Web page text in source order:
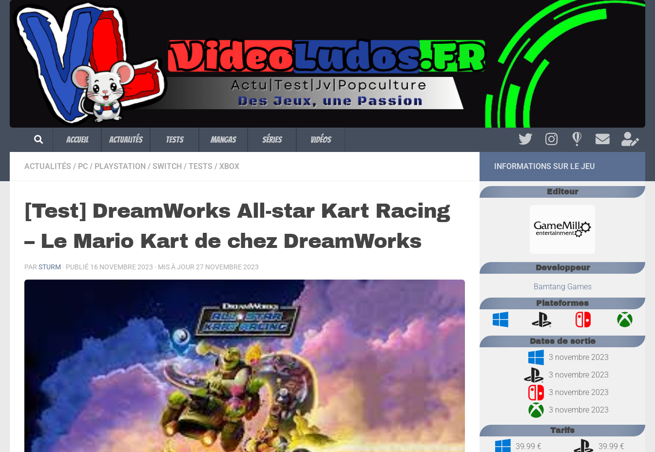
Skip to content
Accueil Actualités Tests Mangas Séries Vidéos
ACTUALITÉS / PC / PLAYSTATION / SWITCH / TESTS / XBOX
[Test] DreamWorks All-star Kart Racing
– Le Mario Kart de chez DreamWorks
PAR STURM · PUBLIÉ 16 NOVEMBRE 2023 · MIS À JOUR 27 NOVEMBRE 2023
INFORMATIONS SUR LE JEU
Editeur
Developpeur
Bamtang Games
Plateformes
Dates de sortie
3 novembre 2023
3 novembre 2023
3 novembre 2023
3 novembre 2023
Tarifs
39.99 €
39.99 €